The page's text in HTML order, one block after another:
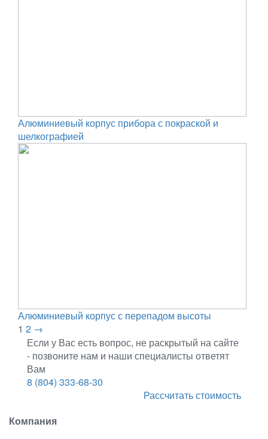
Алюминиевый корпус прибора с покраской и
шелкографией
Алюминиевый корпус с перепадом высоты
1 2 →
Если у Вас есть вопрос, не раскрытый на сайте
- позвоните нам и наши специалисты ответят
Вам
8 (804) 333-68-30
Рассчитать стоимость
Компания